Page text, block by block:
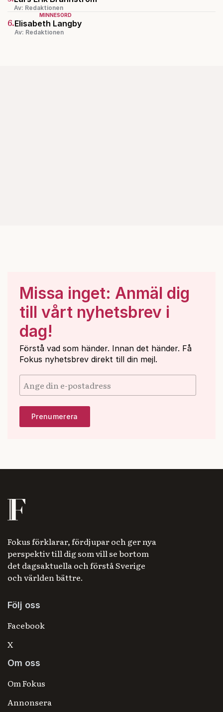
Av: Redaktionen
MINNESORD
6.Elisabeth Langby
Av: Redaktionen
Missa inget: Anmäl dig
till vårt nyhetsbrev i
dag!
Förstå vad som händer. Innan det händer. Få
Fokus nyhetsbrev direkt till din mejl.
Fokus förklarar, fördjupar och ger nya
perspektiv till dig som vill se bortom
det dagsaktuella och förstå Sverige
och världen bättre.
Följ oss
Facebook
X
Om oss
Om Fokus
Annonsera